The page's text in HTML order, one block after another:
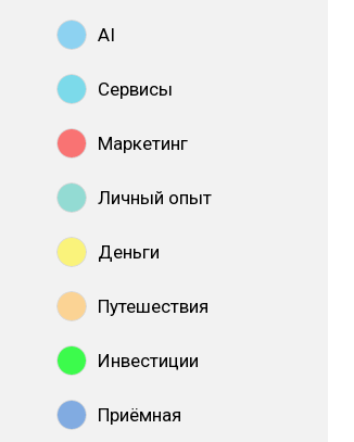
AI
Сервисы
Маркетинг
Личный опыт
Деньги
Путешествия
Инвестиции
Приёмная